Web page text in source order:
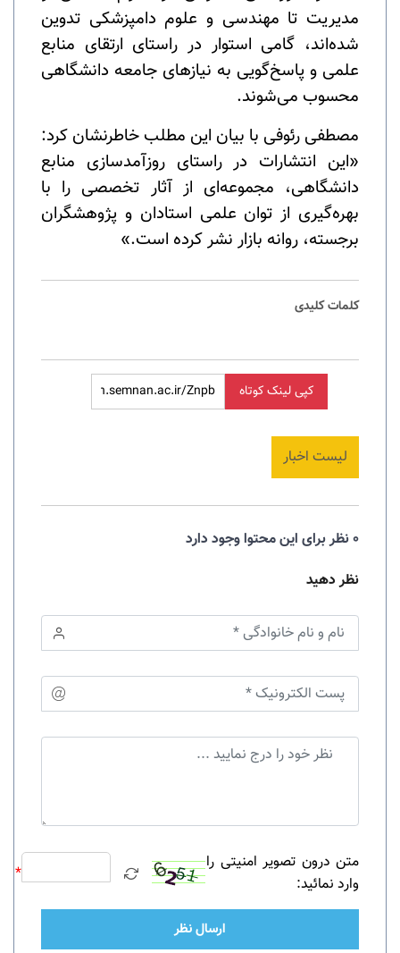
مدیریت تا مهندسی و علوم دامپزشکی تدوین
شده‌اند، گامی استوار در راستای ارتقای منابع
علمی و پاسخ‌گویی به نیازهای جامعه دانشگاهی
محسوب می‌شوند.
مصطفی رئوفی با بیان این مطلب خاطرنشان کرد:
«این انتشارات در راستای روزآمدسازی منابع
دانشگاهی، مجموعه‌ای از آثار تخصصی را با
بهره‌گیری از توان علمی استادان و پژوهشگران
برجسته، روانه بازار نشر کرده است.»
کلمات کلیدی
کپی لینک کوتاه
لیست اخبار
0 نظر برای این محتوا وجود دارد
نظر دهید
متن درون تصویر امنیتی را
وارد نمائید:
*
ارسال نظر